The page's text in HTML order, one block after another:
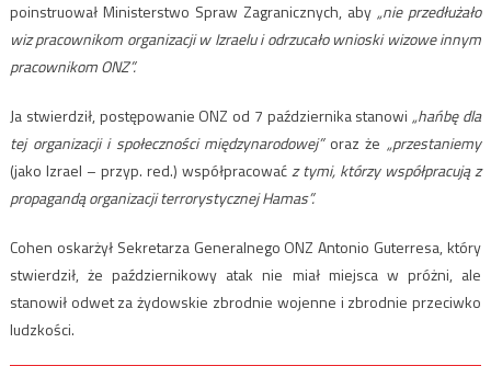
poinstruował Ministerstwo Spraw Zagranicznych, aby „nie przedłużało
wiz pracownikom organizacji w Izraelu i odrzucało wnioski wizowe innym
pracownikom ONZ”.
Ja stwierdził, postępowanie ONZ od 7 października stanowi „hańbę dla
tej organizacji i społeczności międzynarodowej”oraz że „przestaniemy
(jako Izrael – przyp. red.) współpracowaćz tymi, którzy współpracują z
propagandą organizacji terrorystycznej Hamas”.
Cohen oskarżył Sekretarza Generalnego ONZ Antonio Guterresa, który
stwierdził, że październikowy atak nie miał miejsca w próżni, ale
stanowił odwet za żydowskie zbrodnie wojenne i zbrodnie przeciwko
ludzkości.